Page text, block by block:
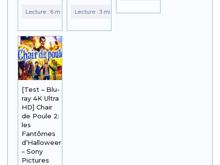
[Test – Blu-
ray 4K Ultra
HD] Chair
de Poule 2:
les
Fantômes
d’Halloween
– Sony
Pictures